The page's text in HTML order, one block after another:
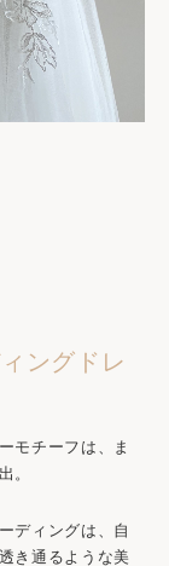
ングドレ
モチーフは、ま
。
ディングは、自
き通るような美